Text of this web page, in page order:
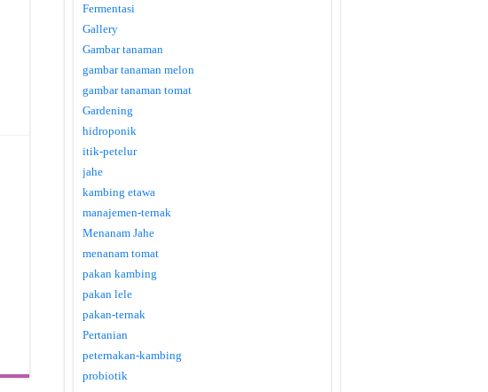
Fermentasi
Gallery
Gambar tanaman
gambar tanaman melon
gambar tanaman tomat
Gardening
hidroponik
itik-petelur
jahe
kambing etawa
manajemen-ternak
Menanam Jahe
menanam tomat
pakan kambing
pakan lele
pakan-ternak
Pertanian
peternakan-kambing
probiotik